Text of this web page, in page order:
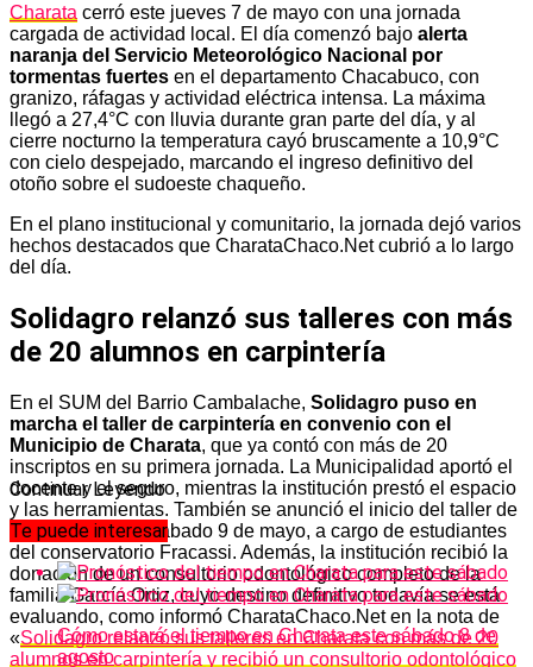
Charata cerró este jueves 7 de mayo con una jornada
cargada de actividad local. El día comenzó bajo alerta
naranja del Servicio Meteorológico Nacional por
tormentas fuertes en el departamento Chacabuco, con
granizo, ráfagas y actividad eléctrica intensa. La máxima
llegó a 27,4°C con lluvia durante gran parte del día, y al
cierre nocturno la temperatura cayó bruscamente a 10,9°C
con cielo despejado, marcando el ingreso definitivo del
otoño sobre el sudoeste chaqueño.
En el plano institucional y comunitario, la jornada dejó varios
hechos destacados que CharataChaco.Net cubrió a lo largo
del día.
Solidagro relanzó sus talleres con más
de 20 alumnos en carpintería
En el SUM del Barrio Cambalache, Solidagro puso en
marcha el taller de carpintería en convenio con el
Municipio de Charata, que ya contó con más de 20
inscriptos en su primera jornada. La Municipalidad aportó el
docente y el seguro, mientras la institución prestó el espacio
y las herramientas. También se anunció el inicio del taller de
danza para este sábado 9 de mayo, a cargo de estudiantes
del conservatorio Fracassi. Además, la institución recibió la
donación de un consultorio odontológico completo de la
familia García Ortiz, cuyo destino definitivo todavía se está
evaluando, como informó CharataChaco.Net en la nota de
«Solidagro relanzó sus talleres en Charata con más de 20
alumnos en carpintería y recibió un consultorio odontológico
Continuar Leyendo
Te puede interesar
Cómo estará el tiempo en Charata este sábado 8 de
agosto